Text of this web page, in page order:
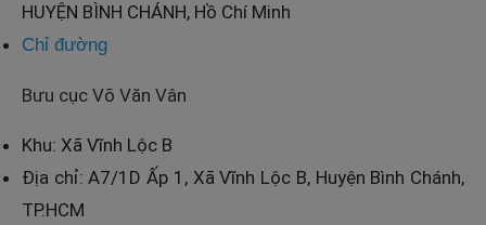
HUYỆN BÌNH CHÁNH, Hồ Chí Minh
Chỉ đường
Bưu cục Võ Văn Vân
Khu: Xã Vĩnh Lộc B
Địa chỉ: A7/1D Ấp 1, Xã Vĩnh Lộc B, Huyện Bình Chánh,
TP.HCM